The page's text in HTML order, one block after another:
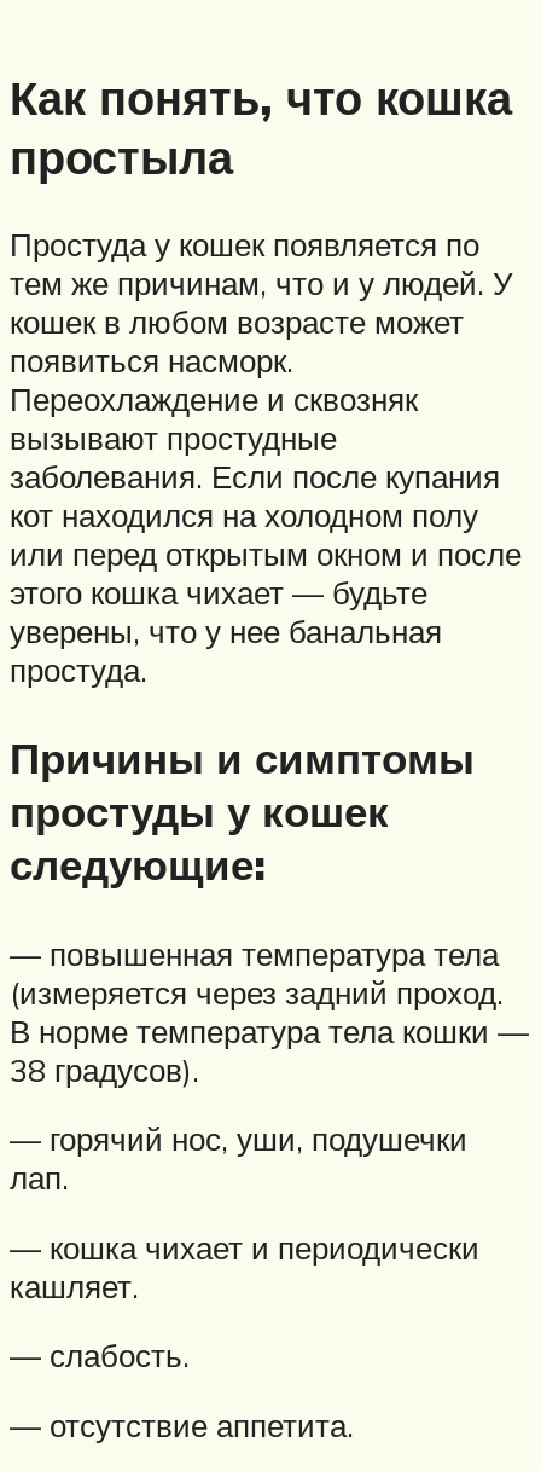
Как понять, что кошка
простыла
Простуда у кошек появляется по
тем же причинам, что и у людей. У
кошек в любом возрасте может
появиться насморк.
Переохлаждение и сквозняк
вызывают простудные
заболевания. Если после купания
кот находился на холодном полу
или перед открытым окном и после
этого кошка чихает — будьте
уверены, что у нее банальная
простуда.
Причины и симптомы
простуды у кошек
следующие:
— повышенная температура тела
(измеряется через задний проход.
В норме температура тела кошки —
38 градусов).
— горячий нос, уши, подушечки
лап.
— кошка чихает и периодически
кашляет.
— слабость.
— отсутствие аппетита.